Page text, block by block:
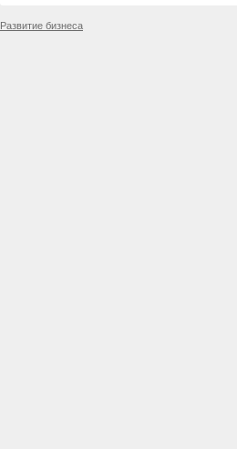
Развитие бизнеса